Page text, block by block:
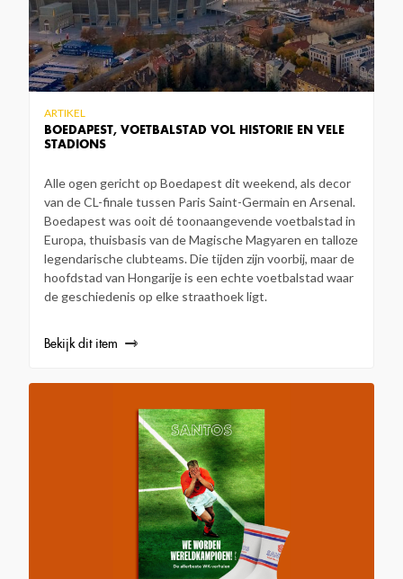
BOEDAPEST, VOETBALSTAD VOL HISTORIE EN VELE
STADIONS
ARTIKEL
Alle ogen gericht op Boedapest dit weekend, als decor
van de CL-finale tussen Paris Saint-Germain en Arsenal.
Boedapest was ooit dé toonaangevende voetbalstad in
Europa, thuisbasis van de Magische Magyaren en talloze
legendarische clubteams. Die tijden zijn voorbij, maar de
hoofdstad van Hongarije is een echte voetbalstad waar
de geschiedenis op elke straathoek ligt.
Bekijk dit item